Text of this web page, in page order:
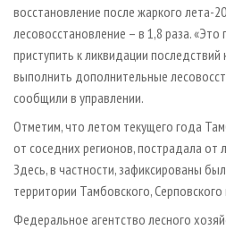
восстановление после жаркого лета-
лесовосстановление – в 1,8 раза.
приступить к ликвидации
выполнить дополнительные
сообщили в управлении.
Отметим, что летом текущего года
от соседних регионов, пострадала от
Здесь, в частности, зафиксированы
территории Тамбовского,
Федеральное агентство лесного